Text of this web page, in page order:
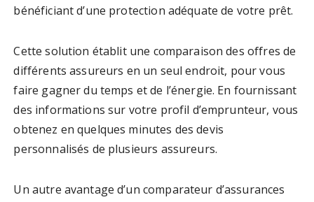
bénéficiant d’une protection adéquate de votre prêt.
Cette solution établit une comparaison des offres de
différents assureurs en un seul endroit, pour vous
faire gagner du temps et de l’énergie. En fournissant
des informations sur votre profil d’emprunteur, vous
obtenez en quelques minutes des devis
personnalisés de plusieurs assureurs.
Un autre avantage d’un comparateur d’assurances